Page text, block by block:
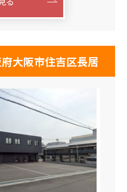
府大阪市住吉区長居